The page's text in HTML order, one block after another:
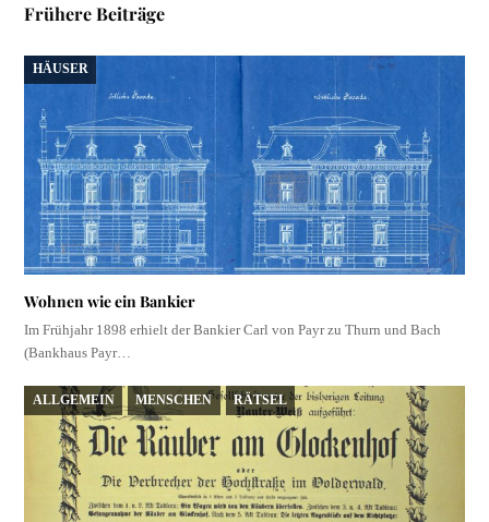
Frühere Beiträge
HÄUSER
Wohnen wie ein Bankier
Im Frühjahr 1898 erhielt der Bankier Carl von Payr zu Thurn und Bach
(Bankhaus Payr…
ALLGEMEIN MENSCHEN RÄTSEL